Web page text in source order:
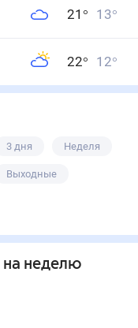
21 ° 13°
22° 12°
3 дня Неделя
Выходные
на неделю